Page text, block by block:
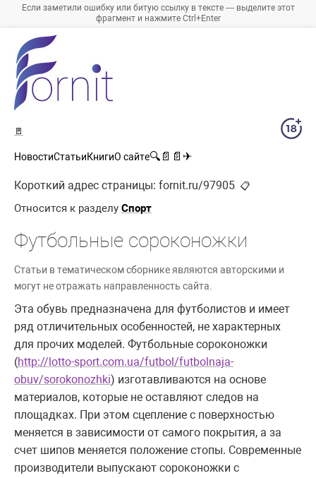
Если заметили ошибку или битую ссылку в тексте — выделите этот
фрагмент и нажмите Ctrl+Enter
🚪
НовостиСтатьиКнигиО сайте🔍 📄 📄 ✈
Короткий адрес страницы: fornit.ru/97905 📋
Относится к разделу Спорт
Футбольные сороконожки
Статьи в тематическом сборнике являются авторскими и
могут не отражать направленность сайта.
Эта обувь предназначена для футболистов и имеет
ряд отличительных особенностей, не характерных
для прочих моделей. Футбольные сороконожки
(http://lotto-sport.com.ua/futbol/futbolnaja-
obuv/sorokonozhki) изготавливаются на основе
материалов, которые не оставляют следов на
площадках. При этом сцепление с поверхностью
меняется в зависимости от самого покрытия, а за
счет шипов меняется положение стопы. Современные
производители выпускают сороконожки с